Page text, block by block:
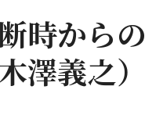
時から
澤義之）